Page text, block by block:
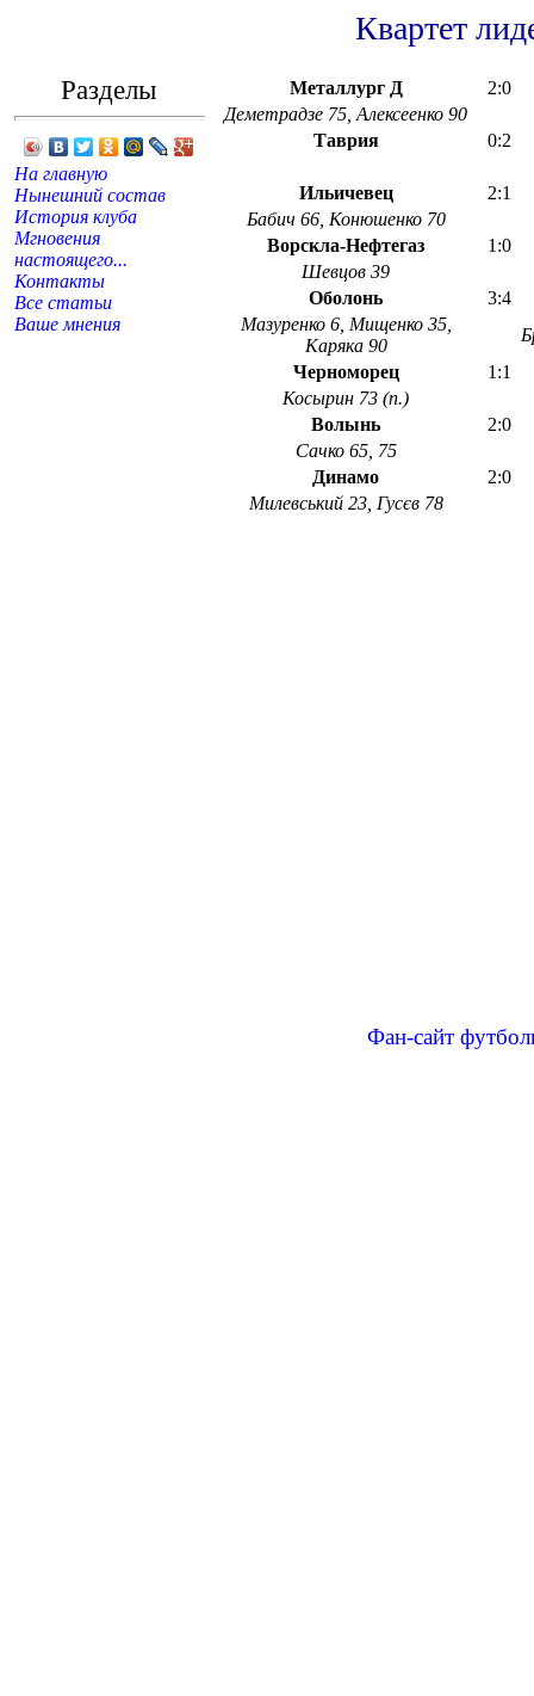
Квартет
Разделы
На главную
Нынешний состав
История клуба
Мгновения
настоящего...
Контакты
Все статьи
Ваше мнения
Металлург Д
2:0
Деметрадзе 75, Алексеенко 90
Таврия
0:2
Ильичевец
2:1
Бабич 66, Конюшенко 70
Ворскла-Нефтегаз
1:0
Шевцов 39
Оболонь
3:4
Мазуренко 6, Мищенко 35,
Каряка 90
Черноморец
1:1
Косырин 73 (п.)
Волынь
2:0
Сачко 65, 75
Динамо
2:0
Милевський 23, Гусєв 78
Фан-сайт